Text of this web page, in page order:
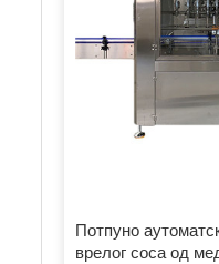
Потпуно
врелог соса од